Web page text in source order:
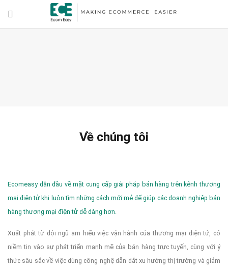
Về chúng tôi
Ecomeasy dẫn đầu về mặt cung cấp giải pháp bán hàng trên kênh thương
mại điện tử khi luôn tìm những cách mới mẻ để giúp các doanh nghiệp bán
hàng thương mại điện tử dễ dàng hơn.
Xuất phát từ đội ngũ am hiểu việc vận hành của thương mại điện tử, có
niềm tin vào sự phát triển mạnh mẽ của bán hàng trực tuyến, cùng với ý
thức sâu sắc về việc dùng công nghệ dẫn dắt xu hướng thị trường và giảm